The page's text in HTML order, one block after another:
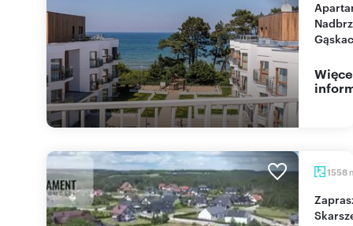
Apartamenty na
1558
Zapraszam do zakupu działki 1558 m² w